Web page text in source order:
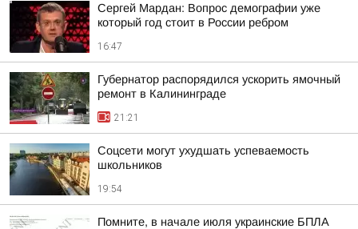
Сергей Мардан: Вопрос демографии уже
который год стоит в России ребром
16:47
Губернатор распорядился ускорить ямочный
ремонт в Калининграде
21:21
Соцсети могут ухудшать успеваемость
школьников
19:54
Помните, в начале июля украинские БПЛА